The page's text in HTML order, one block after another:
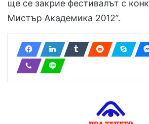
ще се закрие фестивалът с
Мистър Академика 2012”.